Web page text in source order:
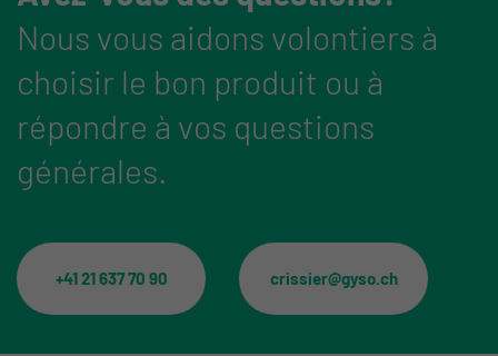
Nous vous aidons volontiers à
choisir le bon produit ou à
répondre à vos questions
générales.
+41 21 637 70 90 crissier@gyso.ch